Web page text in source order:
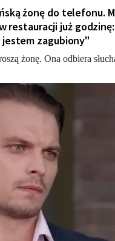
żonę do telefonu.
restauracji już
jestem zagubiony"
żonę. Ona odbiera